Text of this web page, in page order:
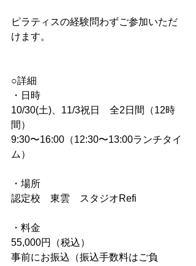
ピラティスの経験問わずご参加いただ
けます。
○詳細
・日時
10/30(土)、11/3祝日　全2日間（12時
間）
9:30〜16:00（12:30〜13:00ランチタイ
ム）
・場所
認定校　東雲　スタジオRefi
・料金
55,000円（税込）
事前にお振込（振込手数料はご負